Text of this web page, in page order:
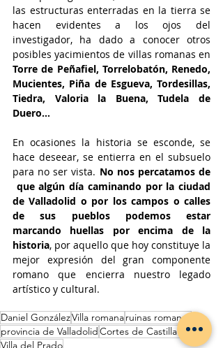
las estructuras enterradas en la tierra se
hacen evidentes a los ojos del
investigador, ha dado a conocer otros
Torre de Peñafiel, Torrelobatón, Renedo,
Mucientes, Piña de Esgueva, Tordesillas,
Tiedra, Valoria la Buena, Tudela de
Duero…
En ocasiones la historia se esconde, se
hace deseear, se entierra en el subsuelo
para no ser vista. No nos percatamos de
que algún día caminando por la ciudad
de Valladolid o por los campos o calles
de sus pueblos podemos estar
marcando huellas por encima de la
historia, por aquello que hoy constituye la
mejor expresión del gran componente
romano que encierra nuestro legado
artístico y cultural.
Daniel GonzálezVilla romanaruinas romanas
provincia de ValladolidCortes de Castilla y León
Villa del Prado